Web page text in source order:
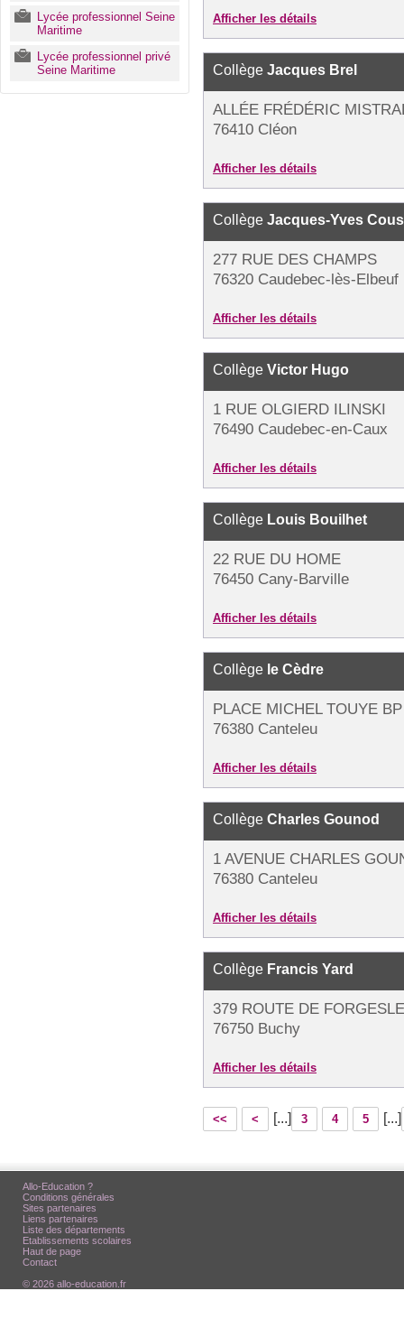
Lycée professionnel Seine
Maritime
Lycée professionnel privé
Seine Maritime
Afficher les détails
Collège Jacques Brel
ALLÉE FRÉDÉRIC
76410 Cléon
Afficher les détails
Collège Jacques-Yves
277 RUE DES CHAMPS
76320 Caudebec-lès-Elbeuf
Afficher les détails
Collège Victor Hugo
1 RUE OLGIERD ILINSKI
76490 Caudebec-en-Caux
Afficher les détails
Collège Louis Bouilhet
22 RUE DU HOME
76450 Cany-Barville
Afficher les détails
Collège le Cèdre
PLACE MICHEL TOUYE
76380 Canteleu
Afficher les détails
Collège Charles Gounod
1 AVENUE CHARLES
76380 Canteleu
Afficher les détails
Collège Francis Yard
379 ROUTE DE
76750 Buchy
Afficher les détails
<< < [...] 3 4 5 [...]
Allo-Education ?
Conditions générales
Sites partenaires
Liens partenaires
Liste des départements
Etablissements scolaires
Haut de page
Contact
© 2026 allo-education.fr